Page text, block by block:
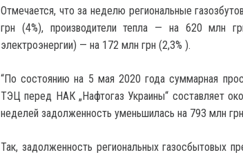
Отмечается, что за неделю региональные
грн (4%), производители тепла — на 620 млн
электроэнергии) — на 172 млн грн (2,3% ).
“По состоянию на 5 мая 2020 года суммарная
ТЭЦ перед НАК „Нафтогаз Украины“ составляет
неделей задолженность уменьшилась на 793 млн
Так, задолженность региональных газосбытовых